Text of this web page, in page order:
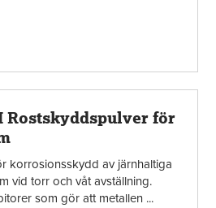
Rostskyddspulver för
korrosionsskydd av järnhaltiga
vid torr och våt avställning.
som gör att metallen ...